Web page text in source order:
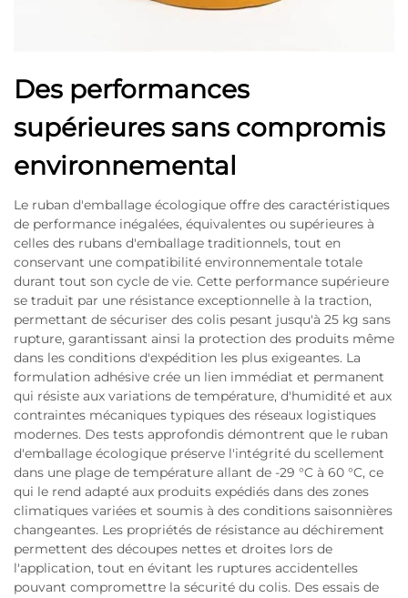
Des performances
supérieures sans compromis
environnemental
Le ruban d'emballage écologique offre des caractéristiques
de performance inégalées, équivalentes ou supérieures à
celles des rubans d'emballage traditionnels, tout en
conservant une compatibilité environnementale totale
durant tout son cycle de vie. Cette performance supérieure
se traduit par une résistance exceptionnelle à la traction,
permettant de sécuriser des colis pesant jusqu'à 25 kg sans
rupture, garantissant ainsi la protection des produits même
dans les conditions d'expédition les plus exigeantes. La
formulation adhésive crée un lien immédiat et permanent
qui résiste aux variations de température, d'humidité et aux
contraintes mécaniques typiques des réseaux logistiques
modernes. Des tests approfondis démontrent que le ruban
d'emballage écologique préserve l'intégrité du scellement
dans une plage de température allant de -29 °C à 60 °C, ce
qui le rend adapté aux produits expédiés dans des zones
climatiques variées et soumis à des conditions saisonnières
changeantes. Les propriétés de résistance au déchirement
permettent des découpes nettes et droites lors de
l'application, tout en évitant les ruptures accidentelles
pouvant compromettre la sécurité du colis. Des essais de